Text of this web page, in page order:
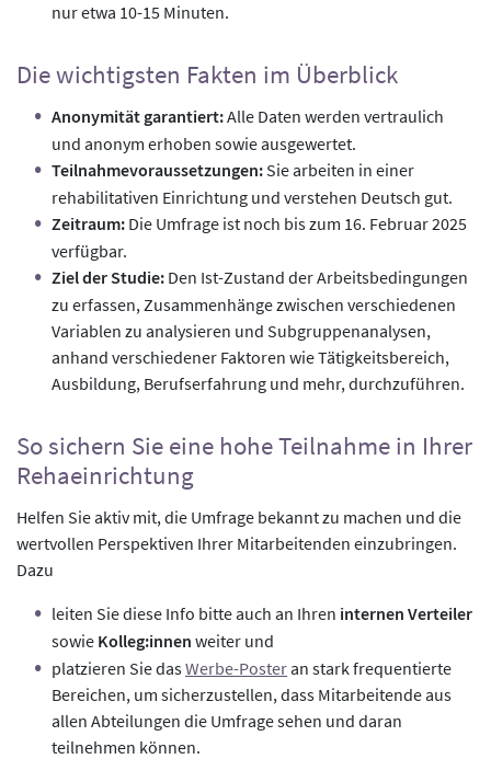
nur etwa 10-15 Minuten.
Die wichtigsten Fakten im Überblick
Anonymität garantiert:Alle Daten werden vertraulich
und anonym erhoben sowie ausgewertet.
Teilnahmevoraussetzungen: Sie arbeiten in einer
rehabilitativen Einrichtung und verstehen Deutsch gut.
Zeitraum: Die Umfrage ist noch bis zum 16. Februar 2025
verfügbar.
Ziel der Studie: Den Ist-Zustand der Arbeitsbedingungen
zu erfassen, Zusammenhänge zwischen verschiedenen
Variablen zu analysieren und Subgruppenanalysen,
anhand verschiedener Faktoren wie Tätigkeitsbereich,
Ausbildung, Berufserfahrung und mehr, durchzuführen.
So sichern Sie eine hohe Teilnahme in Ihrer
Rehaeinrichtung
Helfen Sie aktiv mit, die Umfrage bekannt zu machen und die
wertvollen Perspektiven Ihrer Mitarbeitenden einzubringen.
Dazu
leiten Sie diese Info bitte auch an Ihren internen Verteiler
sowie Kolleg:innen weiter und
platzieren Sie dasWerbe-Posteran stark frequentierte
Bereichen, um sicherzustellen, dass Mitarbeitende aus
allen Abteilungen die Umfrage sehen und daran
teilnehmen können.